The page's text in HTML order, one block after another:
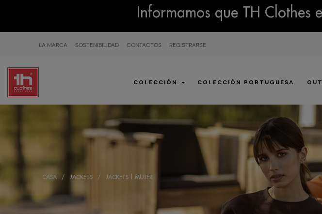
Informamos que TH Clothes
LA MARCA SOSTENIBILIDAD CONTACTOS REGISTRARSE
COLECCIÓN COLECCIÓN PORTUGUESA
CASA JACKETS JACKETS | MUJER